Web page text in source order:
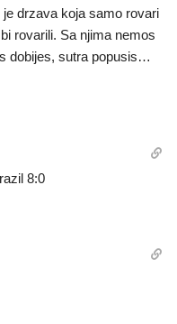
drzava koja samo rovari
rovarili. Sa njima nemos
dobijes, sutra popusis…
8:0